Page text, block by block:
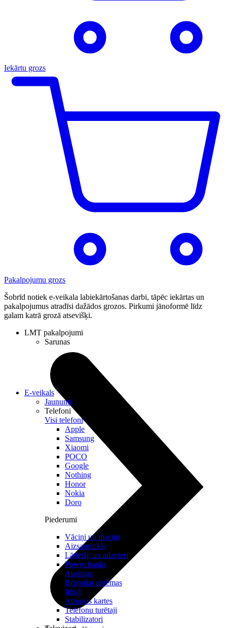
Iekārtu grozs
Pakalpojumu grozs
Šobrīd notiek e-veikala labiekārtošanas darbi, tāpēc iekārtas un
pakalpojumus atradīsi dažādos grozos. Pirkumi jānoformē līdz
galam katrā grozā atsevišķi.
LMT pakalpojumi
Sarunas
E-veikals
Jaunumi
Telefoni
Visi telefoni
Apple
Samsung
Xiaomi
POCO
Google
Nothing
Honor
Nokia
Doro
Piederumi
Vāciņi un maciņi
Aizsargstikli
Lādētāji un adapteri
Power banks
Austiņas
Brīvroku sistēmas
Irbuļi
Atmiņas kartes
Telefonu turētaji
Stabilizatori